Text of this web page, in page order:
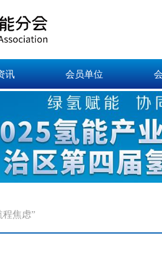
讯 会员单位
程焦虑”